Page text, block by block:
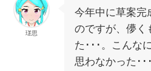
瑳思
今年中に草案完
のですが、儚く
た･･･。こんな
思わなかった･･･